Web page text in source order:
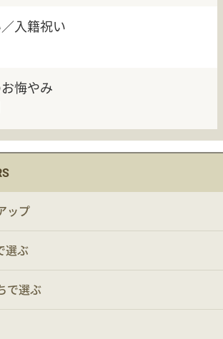
入籍祝い
悔やみ
ップ
選ぶ
で選ぶ